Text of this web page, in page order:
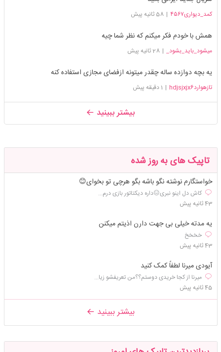
کمد_دیواری۴۵۶۷ | 58 ثانیه پیش
همش با خودم فکر میکنم که نظر شما چیه
میشود_باید_بشود_ | 28 ثانیه پیش
یه بچه دوازده ساله چقدر میتونه از‌فضای مجازی استفاده کنه
تازهواردhdjsjxjx6 | 1 دقیقه پیش
بیشتر ببینید
تاپیک های به روز شده
خواستگارم نوشته نگو باشه بگو هرچی تو بخوای😊
کاش دل اینو نبری😑داره دیکتاتور بازی درم...
43 ثانیه پیش
یه مدته خیلی بی جهت دارن اذیتم میکنن
خخخخ
43 ثانیه پیش
آیودی میرنا لطفاً کمک کنید
میرنا از کجا خریدی دوستم؟؟من تعریفشو زیا...
45 ثانیه پیش
بیشتر ببینید